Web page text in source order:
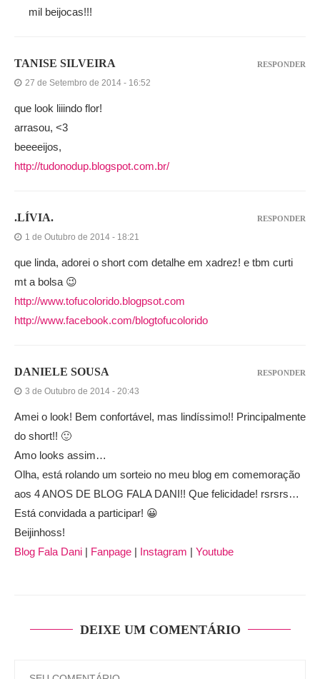
mil beijocas!!!
TANISE SILVEIRA
27 de Setembro de 2014 - 16:52
que look liiindo flor!
arrasou, <3
beeeeijos,
http://tudonodup.blogspot.com.br/
RESPONDER
.LÍVIA.
1 de Outubro de 2014 - 18:21
que linda, adorei o short com detalhe em xadrez! e tbm curti
mt a bolsa 😉
http://www.tofucolorido.blogpsot.com
http://www.facebook.com/blogtofucolorido
RESPONDER
DANIELE SOUSA
3 de Outubro de 2014 - 20:43
Amei o look! Bem confortável, mas lindíssimo!! Principalmente
do short!! 🙂
Amo looks assim…
Olha, está rolando um sorteio no meu blog em comemoração
aos 4 ANOS DE BLOG FALA DANI!! Que felicidade! rsrsrs…
Está convidada a participar! 😀
Beijinhoss!
Blog Fala Dani | Fanpage | Instagram | Youtube
RESPONDER
DEIXE UM COMENTÁRIO